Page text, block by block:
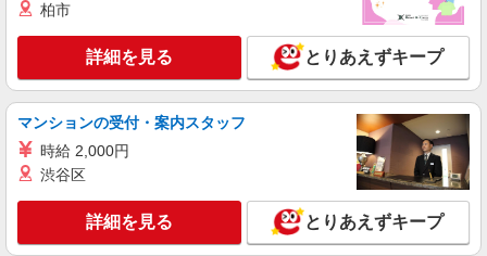
時給2400円〜3000円 ＜日払い有/週払い有/交
通費全支給(ガソリン代含む)＞
川崎市幸区 ＜最寄駅：新川崎駅＞
キープ 詳細を見る
派遣社員
株式会社kotrio /●SW-H2-2024302
＜矢向駅＞元気も、プライベートも諦めない＊
週3〜OK/看護助手
柏市
詳細を見る とりあえずキープ
マンションの受付・案内スタッフ
時給 2,000円
渋谷区
詳細を見る とりあえずキープ